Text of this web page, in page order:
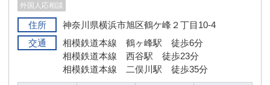
外国人応相談
住所
神奈川県横浜市旭区鶴ケ峰２丁目10-4
交通
相模鉄道本線 鶴ヶ峰駅 徒歩6分
相模鉄道本線 西谷駅 徒歩23分
相模鉄道本線 二俣川駅 徒歩35分